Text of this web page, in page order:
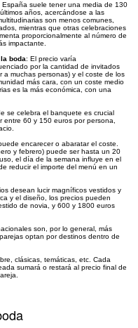
suele tener una media de 130
años, acercándose a las
son menos comunes,
mientras que otras celebraciones
proporcionalmente al número de
impactante.
boda: El precio varía
por la cantidad de invitados
a muchas personas) y el coste de los
más cara, con un coste medio
es la más económica, con una
se celebra el banquete es crucial
60 y 150 euros por persona,
encarecer o abaratar el coste.
y febrero) puede ser hasta un 20
el día de la semana influye en el
reducir el importe del menú en un
desean lucir magníficos vestidos y
y el diseño, los precios pueden
de novia, y 600 y 1800 euros
son, por lo general, más
optan por destinos dentro de
clásicas, temáticas, etc. Cada
sumará o restará al precio final de